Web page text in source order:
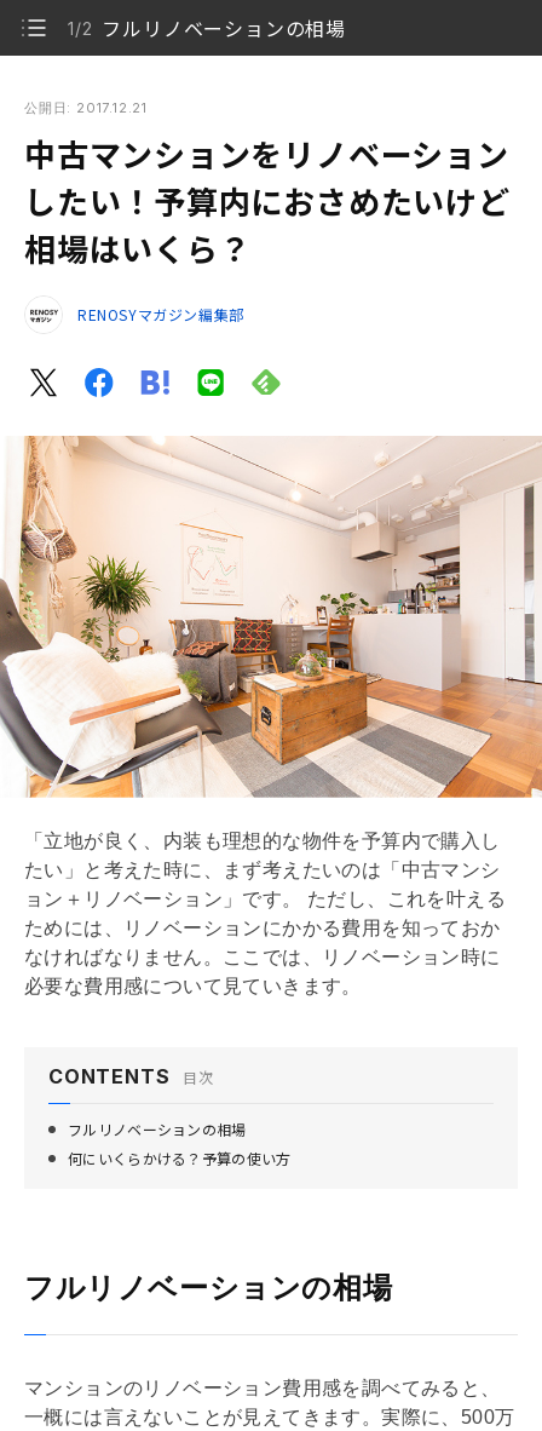
1/2 フルリノベーションの相場
けど相場はいくら？
1/2 フルリノベーションの相場
2/2 何にいくらかける？予算の使い方
公開日: 2017.12.21
中古マンションをリノベーション
したい！予算内におさめたいけど
相場はいくら？
RENOSYマガジン編集部
「立地が良く、内装も理想的な物件を予算内で購入し
たい」と考えた時に、まず考えたいのは「中古マンシ
ョン＋ リノベーション 」です。 ただし、これを叶える
ためには、
リノベーションにかかる費用を知っておか
なければなりません。ここでは、
リノベーション時に
必要な費用感について見ていきます。
CONTENTS 目次
フルリノベーションの相場
何にいくらかける？予算の使い方
フルリノベーションの相場
マンションのリノベーション費用感を調べてみると、
一概には言えないことが見えてきます。実際に、500万